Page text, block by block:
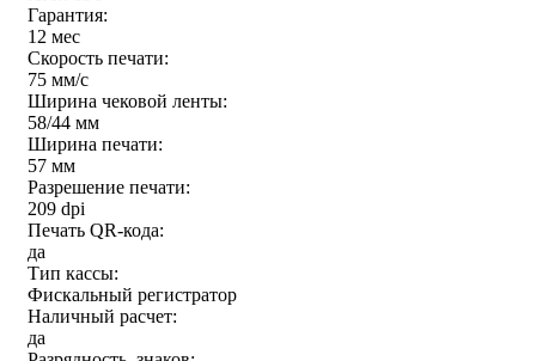
Гарантия:
12 мес
Скорость печати:
75 мм/с
Ширина чековой ленты:
58/44 мм
Ширина печати:
57 мм
Разрешение печати:
209 dpi
Печать QR-кода:
да
Тип кассы:
Фискальный регистратор
Наличный расчет:
да